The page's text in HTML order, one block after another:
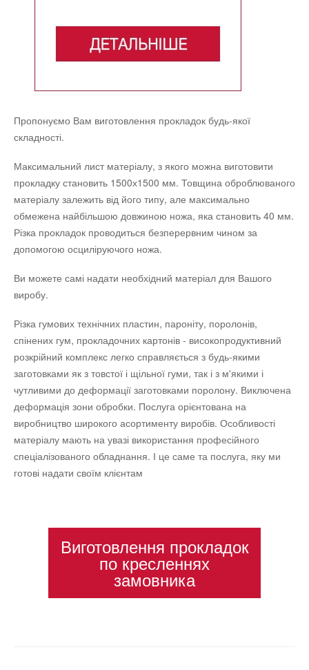
Пропонуємо Вам виготовлення прокладок будь-якої
складності.
Максимальний лист матеріалу, з якого можна виготовити
прокладку становить 1500х1500 мм. Товщина оброблюваного
матеріалу залежить від його типу, але максимально
обмежена найбільшою довжиною ножа, яка становить 40 мм.
Різка прокладок проводиться безперервним чином за
допомогою осциліруючого ножа.
Ви можете самі надати необхідний матеріал для Вашого
виробу.
Різка гумових технічних пластин, пароніту, поролонів,
спінених гум, прокладочних картонів - високопродуктивний
розкрійний комплекс легко справляється з будь-якими
заготовками як з товстої і щільної гуми, так і з м'якими і
чутливими до деформації заготовками поролону. Виключена
деформація зони обробки. Послуга орієнтована на
виробництво широкого асортименту виробів. Особливості
матеріалу мають на увазі використання професійного
спеціалізованого обладнання. І це саме та послуга, яку ми
готові надати своїм клієнтам
Виготовлення прокладок
по кресленнях
замовника